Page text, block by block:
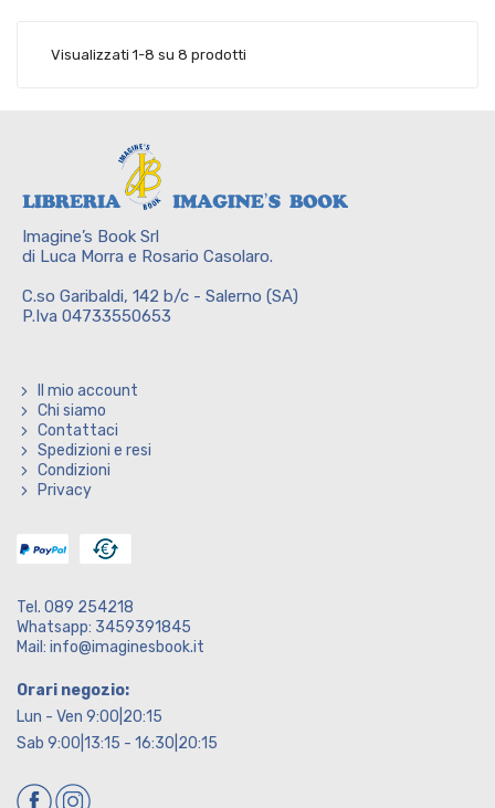
Visualizzati 1-8 su 8 prodotti
Imagine’s Book Srl
di Luca Morra e Rosario Casolaro.
C.so Garibaldi, 142 b/c - Salerno (SA)
P.Iva 04733550653
Il mio account
Chi siamo
Contattaci
Spedizioni e resi
Condizioni
Privacy
Tel. 089 254218
Whatsapp: 3459391845
Mail: info@imaginesbook.it
Orari negozio:
Lun - Ven 9:00|20:15
Sab 9:00|13:15 - 16:30|20:15